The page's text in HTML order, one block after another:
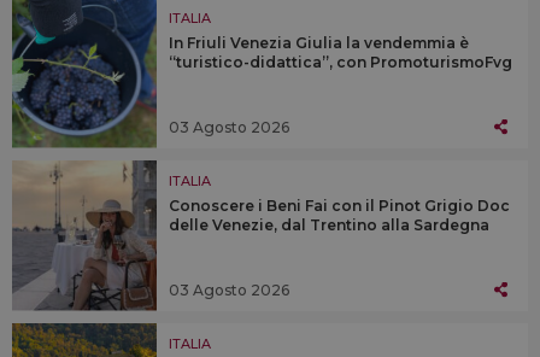
ITALIA
In Friuli Venezia Giulia la vendemmia è
“turistico-didattica”, con PromoturismoFvg
03 Agosto 2026
ITALIA
Conoscere i Beni Fai con il Pinot Grigio Doc
delle Venezie, dal Trentino alla Sardegna
03 Agosto 2026
ITALIA